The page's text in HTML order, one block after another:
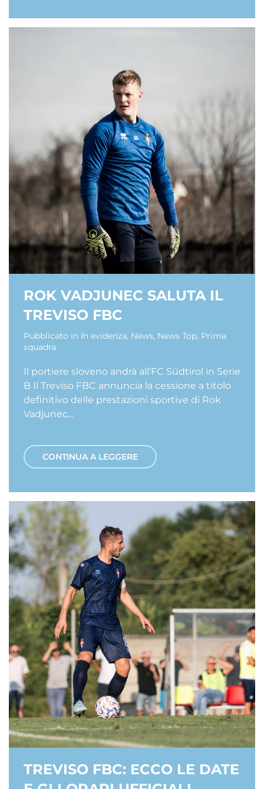
ROK VADJUNEC SALUTA IL
TREVISO FBC
Pubblicato in In evidenza, News, News Top, Prima
squadra.
Il portiere sloveno andrà all’FC Südtirol in Serie
B Il Treviso FBC annuncia la cessione a titolo
definitivo delle prestazioni sportive di Rok
Vadjunec...
CONTINUA A LEGGERE
TREVISO FBC: ECCO LE DATE